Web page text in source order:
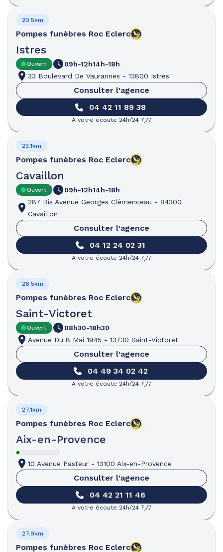
Pompes funèbres Roc Eclerc
Istres
20.5km
Ouvert 09h-12h14h-18h
33 Boulevard De Vaurannes - 13800 Istres
Consulter l'agence
04 42 11 89 38
A votre écoute 24h/24 7j/7
Pompes funèbres Roc Eclerc
Cavaillon
23.1km
Ouvert 09h-12h14h-18h
287 Bis Avenue Georges Clémenceau - 84300
Cavaillon
Consulter l'agence
04 12 24 02 31
A votre écoute 24h/24 7j/7
Pompes funèbres Roc Eclerc
Saint-Victoret
26.5km
Ouvert
08h30-18h30
Avenue Du 8 Mai 1945 - 13730 Saint-Victoret
Consulter l'agence
04 49 34 02 42
A votre écoute 24h/24 7j/7
Pompes funèbres Roc Eclerc
Aix-en-Provence
27.1km
10 Avenue Pasteur - 13100 Aix-en-Provence
Consulter l'agence
04 42 21 11 46
A votre écoute 24h/24 7j/7
Pompes funèbres Roc Eclerc
27.9km